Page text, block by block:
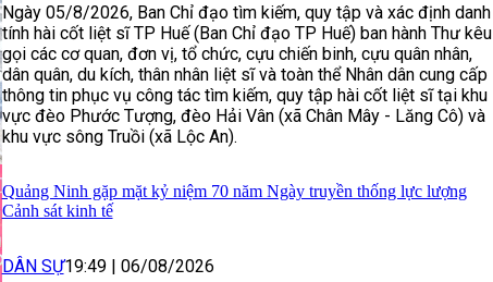
Ngày 05/8/2026, Ban Chỉ đạo tìm kiếm, quy tập và xác định danh
tính hài cốt liệt sĩ TP Huế (Ban Chỉ đạo TP Huế) ban hành Thư kêu
gọi các cơ quan, đơn vị, tổ chức, cựu chiến binh, cựu quân nhân,
dân quân, du kích, thân nhân liệt sĩ và toàn thể Nhân dân cung cấp
thông tin phục vụ công tác tìm kiếm, quy tập hài cốt liệt sĩ tại khu
vực đèo Phước Tượng, đèo Hải Vân (xã Chân Mây - Lăng Cô) và
khu vực sông Truồi (xã Lộc An).
Quảng Ninh gặp mặt kỷ niệm 70 năm Ngày truyền thống lực lượng
Cảnh sát kinh tế
DÂN SỰ19:49 | 06/08/2026